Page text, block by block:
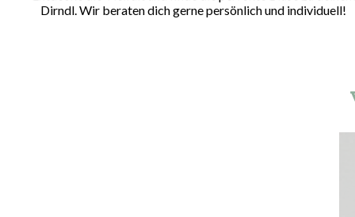
Dirndl. Wir beraten dich gerne persönlich und individuell!